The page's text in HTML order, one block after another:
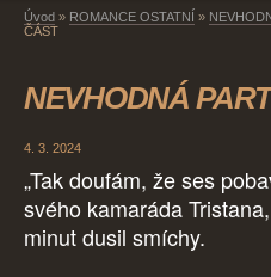
Úvod » ROMANCE OSTATNÍ »
ČÁST
NEVHODNÁ
4. 3. 2024
„Tak doufám, že ses
svého kamaráda
minut dusil smíchy.